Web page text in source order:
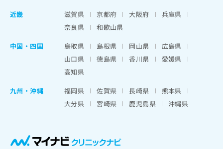
近畿
滋賀県 京都府 大阪府
兵庫県
奈良県
和歌山県
中国・四国
鳥取県 島根県 岡山県
広島県
山口県
徳島県 香川県
愛媛県
高知県
九州・沖縄
福岡県 佐賀県 長崎県
熊本県
大分県
宮崎県 鹿児島県 沖縄県